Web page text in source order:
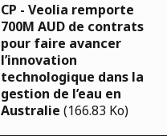
CP - Veolia remporte
700M AUD de contrats
pour faire avancer
l’innovation
technologique dans la
gestion de l’eau en
Australie (166.83 Ko)